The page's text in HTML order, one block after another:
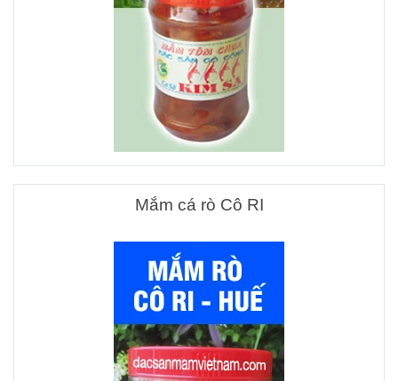
Mắm cá rò Cô RI